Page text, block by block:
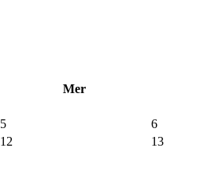
Mer
5 6
12 13